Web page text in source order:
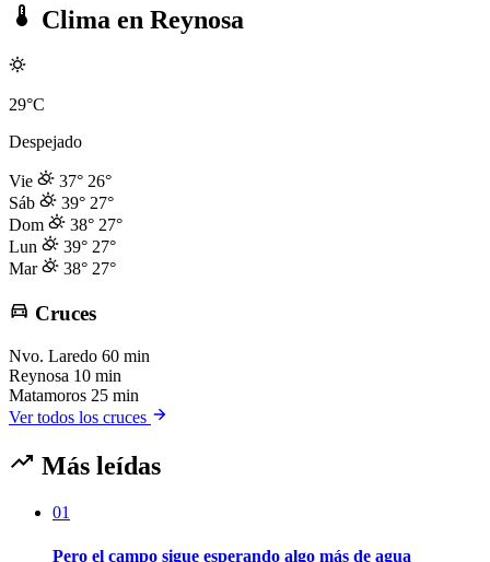
Clima en Reynosa
29°C
Despejado
Vie 37° 26°
Sáb
39° 27°
Dom
38° 27°
Lun
39° 27°
Mar
38° 27°
Cruces
Nvo. Laredo 60 min
Reynosa 10 min
Matamoros 25 min
Ver todos los cruces
Más leídas
01
Pero el campo sigue esperando algo más de agua